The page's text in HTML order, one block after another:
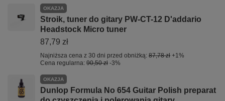
OKAZJA
Stroik, tuner do gitary PW-CT-12 D'addario
Headstock Micro tuner
87,79 zł
Najniższa cena z 30 dni przed obniżką: 87,78 zł +1%
Cena regularna: 90,50 zł -3%
OKAZJA
Dunlop Formula No 654 Guitar Polish preparat